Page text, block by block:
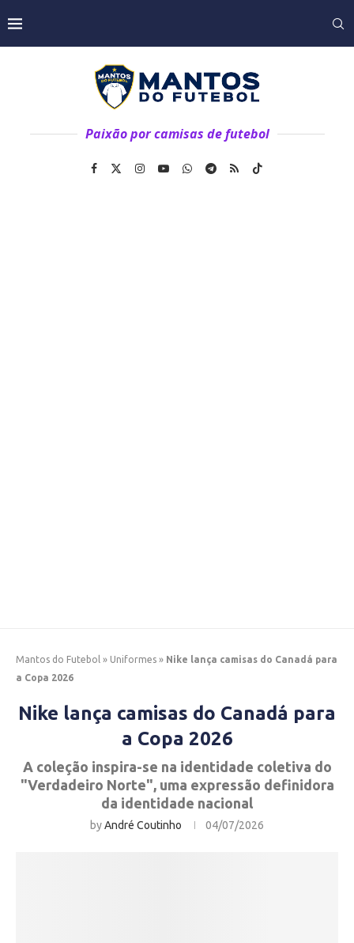
Paixão por camisas de futebol
Mantos do Futebol » Uniformes » Nike lança camisas do Canadá para
a Copa 2026
Nike lança camisas do Canadá para
a Copa 2026
A coleção inspira-se na identidade coletiva do
"Verdadeiro Norte", uma expressão definidora
da identidade nacional
byAndré Coutinho 04/07/2026